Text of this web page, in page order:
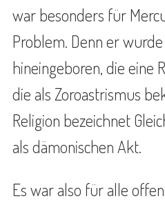
war besonders für
Problem. Denn er
hineingeboren, die eine
die als Zoroastrismus
Religion bezeichnet
als dämonischen Akt.
Es war also für alle